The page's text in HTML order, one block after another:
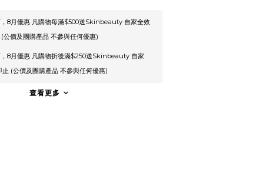
8月優惠 凡購物每滿$500送Skinbeauty 自家全效
公價及團購產品 不參與任何優惠)
8月優惠 凡購物折後滿$250送Skinbeauty 自家
(公價及團購產品 不參與任何優惠)
查看更多